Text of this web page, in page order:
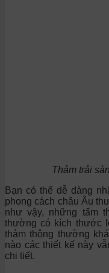
Thảm trải
Bạn có thể dễ dàng
phong cách châu Âu
như vậy, những tấm
thường có kích thước
thảm thông thường
nào các thiết kế này
chi tiết.